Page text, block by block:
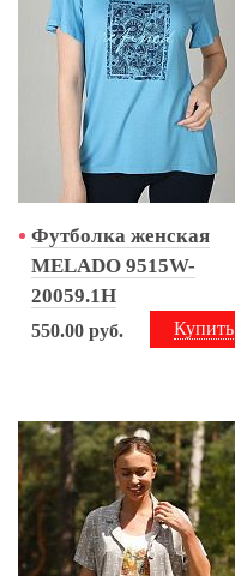
Футболка женская
MELADO 9515W-
20059.1H
Купить
550.00 руб.